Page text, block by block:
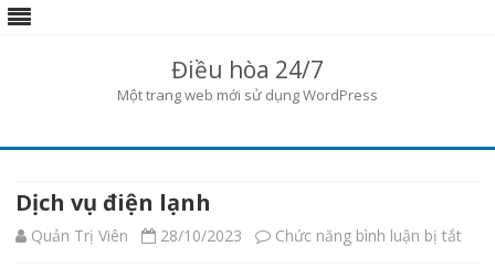
Điều hòa 24/7
Một trang web mới sử dụng WordPress
Skip
Dịch vụ điện lạnh
Quản Trị Viên 28/10/2023 Chức năng bình luận bị tắt